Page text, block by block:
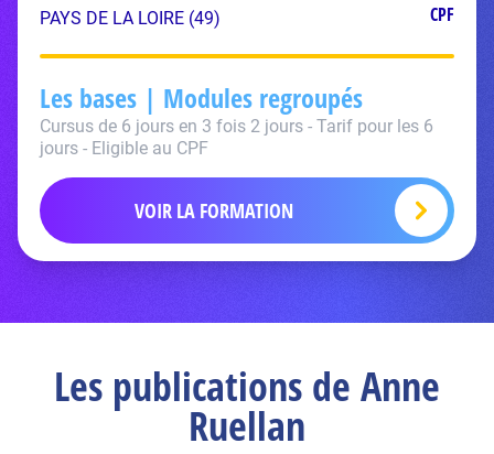
PAYS DE LA LOIRE (49) CPF
Les bases | Modules regroupés
Cursus de 6 jours en 3 fois 2 jours - Tarif pour les 6
jours - Eligible au CPF
VOIR LA FORMATION
Les publications de Anne
Ruellan